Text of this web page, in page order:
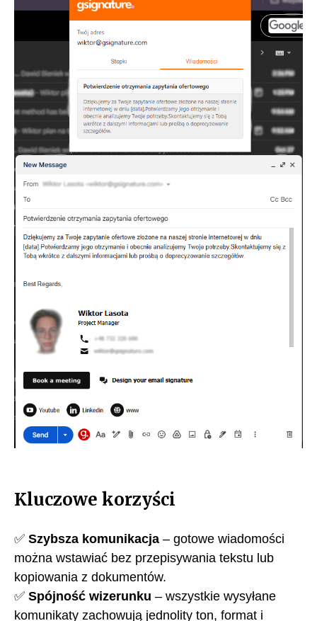
Kluczowe korzyści
✅ Szybsza komunikacja – gotowe wiadomości
można wstawiać bez przepisywania tekstu lub
kopiowania z dokumentów.
✅ Spójność wizerunku – wszystkie wysyłane
komunikaty zachowują jednolity ton, format i